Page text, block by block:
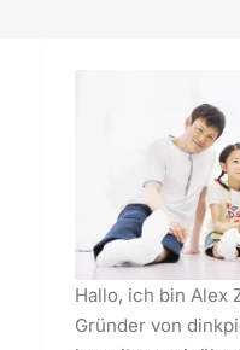
Hallo, ich bin Alex
Gründer von